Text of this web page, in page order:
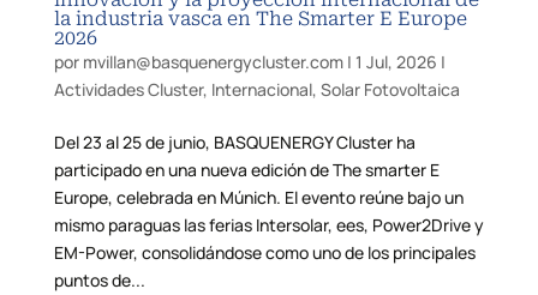
la industria vasca en The Smarter E Europe
2026
por mvillan@basquenergycluster.com| 1 Jul, 2026 |
Actividades Cluster, Internacional, Solar Fotovoltaica
Del 23 al 25 de junio, BASQUENERGY Cluster ha
participado en una nueva edición de The smarter E
Europe, celebrada en Múnich. El evento reúne bajo un
mismo paraguas las ferias Intersolar, ees, Power2Drive y
EM-Power, consolidándose como uno de los principales
puntos de...